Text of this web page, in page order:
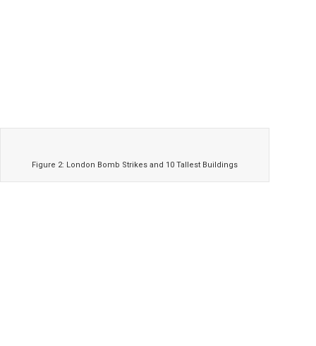
Figure 2: London Bomb Strikes and 10 Tallest Buildings